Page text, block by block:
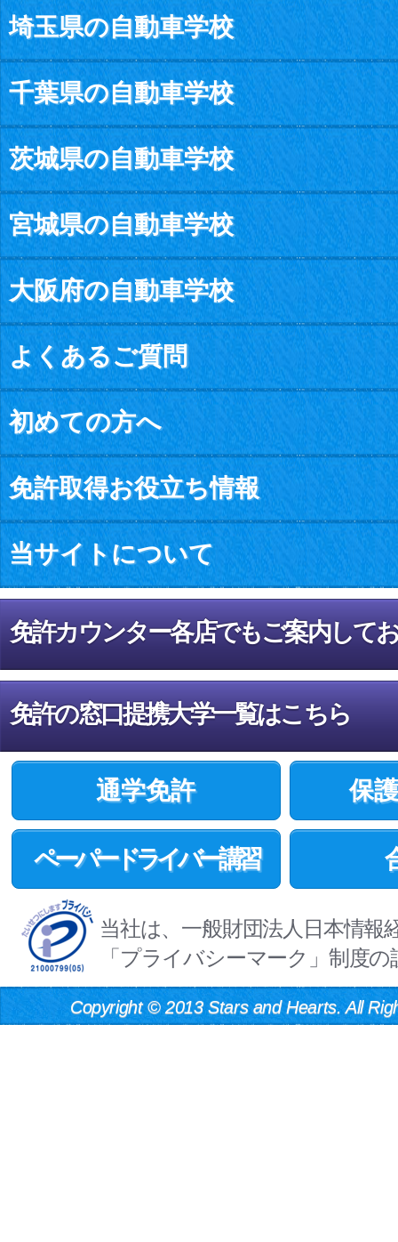
埼玉県の自動車学校
千葉県の自動車学校
茨城県の自動車学校
宮城県の自動車学校
大阪府の自動車学校
よくあるご質問
初めての方へ
免許取得お役立ち情報
当サイトについて
免許カウンター各店でもご案内して
免許の窓口提携大学一覧はこちら
通学免許
ペーパードライバー講習
保
当社は、一般財団法人日本情報
「プライバシーマーク」制度
Copyright©2013 Stars and Hearts. All